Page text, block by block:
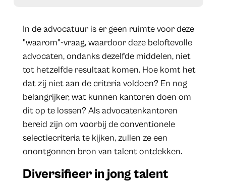
In de advocatuur is er geen ruimte voor deze
"waarom"-vraag, waardoor deze beloftevolle
advocaten, ondanks dezelfde middelen, niet
tot hetzelfde resultaat komen. Hoe komt het
dat zij niet aan de criteria voldoen? En nog
belangrijker, wat kunnen kantoren doen om
dit op te lossen? Als advocatenkantoren
bereid zijn om voorbij de conventionele
selectiecriteria te kijken, zullen ze een
onontgonnen bron van talent ontdekken.
Diversifieer in jong talent